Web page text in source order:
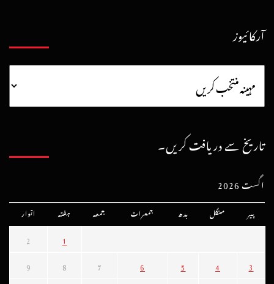
آرکائیوز
تاریخ سے دریافت کریں۔
اگست 2026
پیر منگل بدھ جمعرات جمعہ ہفتہ اتوار
1
2
3
4
5
6
7
8
9